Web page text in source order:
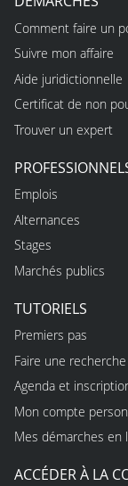
Comment faire un
Suivre mon affaire
Aide juridictionnelle
Certificat de non
Trouver un expert
Emplois
Alternances
Stages
Marchés publics
TUTORIELS
Premiers pas
Faire une recherche
Agenda et
Mon compte
Mes démarches en
ACCÉDER À LA